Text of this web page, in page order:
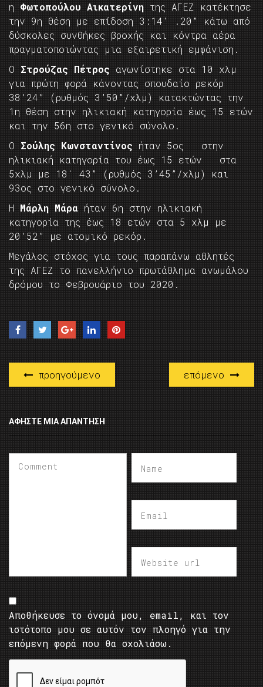
η Φωτοπούλου Αικατερίνη της ΑΓΕΖ κατέκτησε
την 9η θέση με επίδοση 3:14′ .20” κάτω από
δύσκολες συνθήκες βροχής και κόντρα αέρα
πραγματοποιώντας μια εξαιρετική εμφάνιση.
Ο Στρούζας Πέτρος αγωνίστηκε στα 10 χλμ
για πρώτη φορά κάνοντας σπουδαίο ρεκόρ
38’24” (ρυθμός 3’50”/χλμ) κατακτώντας την
1η θέση στην ηλικιακή κατηγορία έως 15 ετών
και την 56η στο γενικό σύνολο.
Ο Σούλης Κωνσταντίνος ήταν 5ος στην
ηλικιακή κατηγορία του έως 15 ετών στα
5χλμ με 18′ 43” (ρυθμός 3’45”/χλμ) και
93ος στο γενικό σύνολο.
Η Μάρλη Μάρα ήταν 6η στην ηλικιακή
κατηγορία της έως 18 ετών στα 5 χλμ με
20’52” με ατομικό ρεκόρ.
Μεγάλος στόχος για τους παραπάνω αθλητές
της ΑΓΕΖ το πανελλήνιο πρωτάθλημα ανωμάλου
δρόμου το Φεβρουάριο του 2020.
προηγούμενο επόμενο
ΑΦΉΣΤΕ ΜΙΑ ΑΠΆΝΤΗΣΗ
Αποθήκευσε το όνομά μου, email, και τον
ιστότοπο μου σε αυτόν τον πλοηγό για την
επόμενη φορά που θα σχολιάσω.